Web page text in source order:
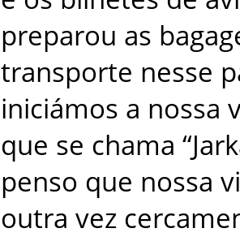
preparou as
transporte nesse
iniciámos a nossa
que se chama “
penso que nossa
outra vez